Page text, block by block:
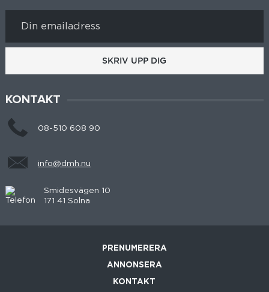
SKRIV UPP DIG
KONTAKT
08-510 608 90
info@dmh.nu
Smidesvägen 10
171 41 Solna
PRENUMERERA
ANNONSERA
KONTAKT